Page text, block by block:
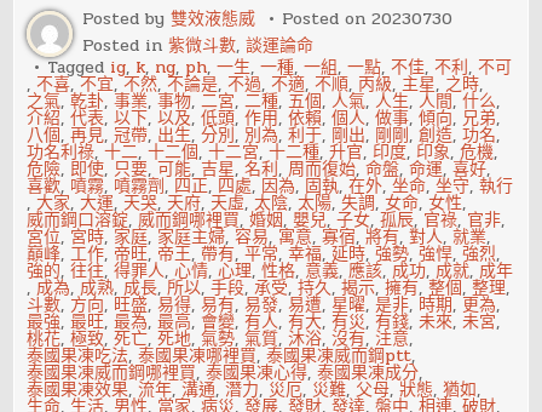
與
父
母
職
業！
算
就
業
歧
視
嗎？
Posted by雙效液態威 Posted on20230730
Posted in紫微斗數,談運論命
Tagged ig, k, ng, ph,一生,一種,一組,一點,不佳,不利,不可
,不喜,不宜,不然,不論是,不過,不適,不順, 丙級,主星, 之時,
之氣,乾卦,事業,事物,二宮,二種,五個,人氣,人生,人間,什么,
介紹,代表,以下,以及,低頭,作用,依賴,個人,做事,傾向, 兄弟,
八個,再見,冠帶, 出生,分別, 別為,利于, 剛出, 剛剛,創造,功名,
功名利祿,十二,十二個,十二宮,十二種,升官, 印度, 印象,危機,
危險, 即使, 只要,可能,吉星,名利,周而復始,命盤,命運,喜好,
喜歡, 噴霧, 噴霧劑, 四正, 四處, 因為, 固執,在外,坐命,坐守,執行
,大家,大運, 天哭, 天府, 天虛,太陰,太陽,失調,女命,女性,
威而鋼口溶錠,威而鋼哪裡買,婚姻,嬰兒,子女,孤辰, 官祿, 官非,
宮位, 宮時, 家庭, 家庭主婦,容易, 寓意,寡宿,將有,對人,就業,
巔峰,工作, 帝旺, 帝王,帶有,平常,幸福,延時,強勢,強悍,強烈,
強的,往往,得罪人,心情,心理,性格, 意義,應該, 成功, 成就, 成年
, 成為, 成熟, 成長,所以,手段,承受,持久,揭示,擁有,整個,整理,
斗數, 方向, 旺盛,易得,易有,易發,易遭, 星曜,是非, 時期, 更為,
最強,最旺,最為,最高, 會變,有人,有大,有災,有錢,未來,未宮,
桃花,極致,死亡,死地,氣勢,氣質,沐浴,沒有, 注意,
泰國果凍吃法,泰國果凍哪裡買,泰國果凍威而鋼ptt,
泰國果凍威而鋼哪裡買,泰國果凍心得,泰國果凍成分,
泰國果凍效果,流年,溝通,潛力, 災厄, 災難,父母,狀態,猶如,
生命,生活, 男性, 當家,病災,發展,發財,發達,盤中,相連,破財,